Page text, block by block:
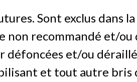
Sont exclus dans la
non recommandé et/ou
défoncées et/ou
et tout autre bris